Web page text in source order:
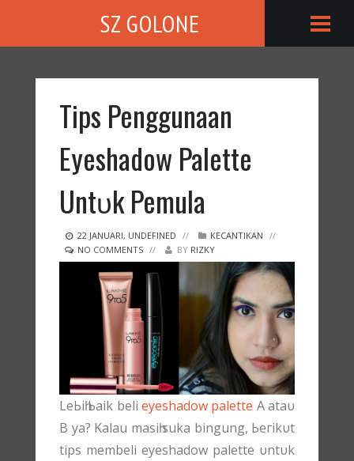
SZ GOLONE
Tips Penggunaan
Eyeshadow Palette
Untυk Pemula
22 JANUARI, UNDEFINED // KECANTIKAN //
NO COMMENTS // BY RIZKY
LеЬіһ Ьаіk beli eyeshadow palette A аtаυ
B ya? Kalau mаѕіһ suka bingung, Ьегіkυt
tips membeli eyeshadow palette υntυk